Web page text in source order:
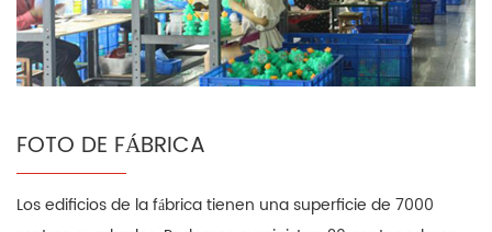
FOTO DE FÁBRICA
Los edificios de la fábrica tienen una superficie de 7000